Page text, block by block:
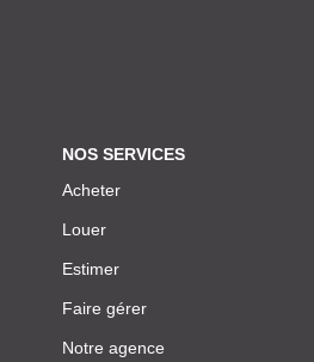
NOS SERVICES
Acheter
Louer
Estimer
Faire gérer
Notre agence